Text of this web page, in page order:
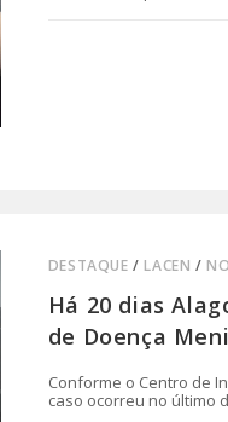
DESTAQUE /LACEN /
Há 20 dias
de Doença
Conforme o Centro de
caso ocorreu no último